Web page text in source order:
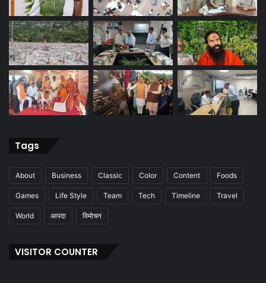
Tags
About Business Classic Color Content Foods
Games Life Style Team Tech Timeline Travel
World आपदा विमोचन
VISITOR COUNTER